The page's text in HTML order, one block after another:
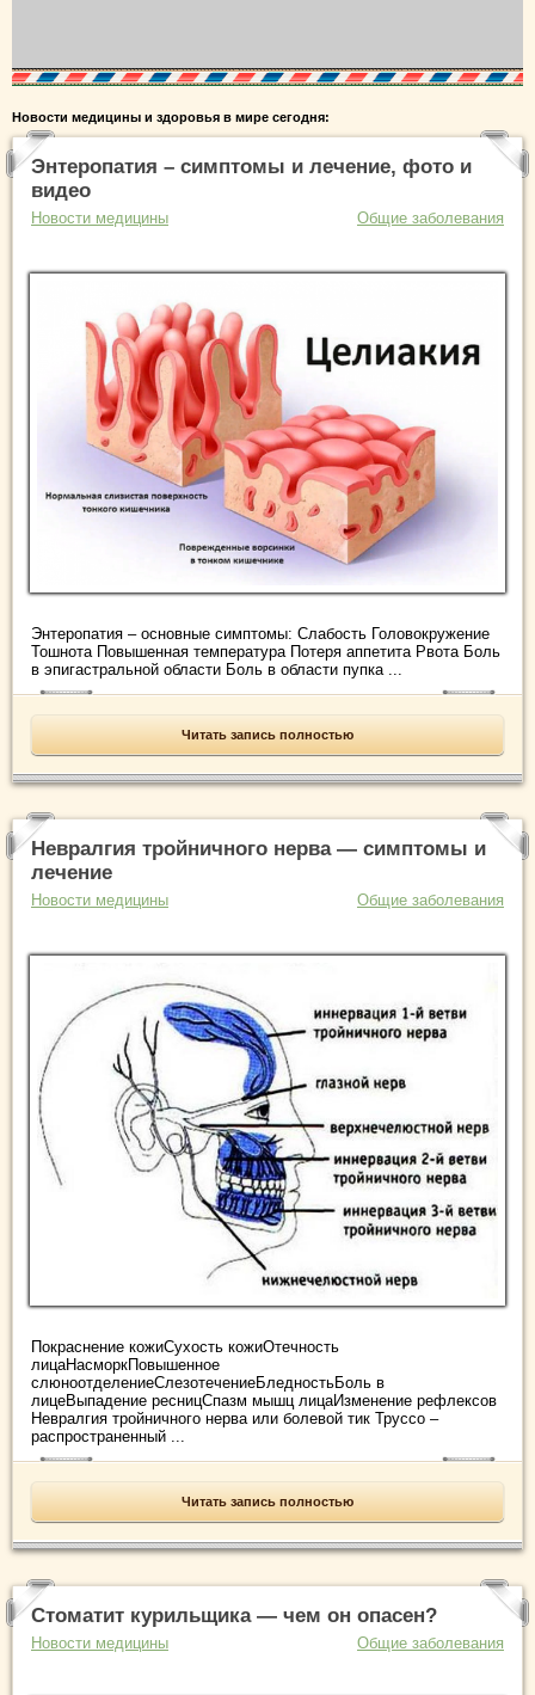
Новости медицины и здоровья в мире сегодня:
Энтеропатия – симптомы и лечение, фото и
видео
Новости медицины Общие заболевания
Энтеропатия – основные симптомы: Слабость Головокружение
Тошнота Повышенная температура Потеря аппетита Рвота Боль
в эпигастральной области Боль в области пупка ...
Читать запись полностью
Невралгия тройничного нерва — симптомы и
лечение
Новости медицины Общие заболевания
Покраснение кожиСухость кожиОтечность
лицаНасморкПовышенное
слюноотделениеСлезотечениеБледностьБоль в
лицеВыпадение ресницСпазм мышц лицаИзменение рефлексов
Невралгия тройничного нерва или болевой тик Труссо –
распространенный ...
Читать запись полностью
Стоматит курильщика — чем он опасен?
Новости медицины Общие заболевания